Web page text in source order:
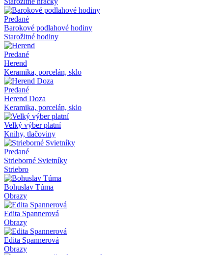
Predané
Barokové podlahové hodiny
Starožitné hodiny
Predané
Herend
Keramika, porcelán, sklo
Predané
Herend Doza
Keramika, porcelán, sklo
Velký výber platní
Knihy, tlačoviny
Predané
Strieborné Svietníky
Striebro
Bohuslav Túma
Obrazy
Edita Spannerová
Obrazy
Edita Spannerová
Obrazy